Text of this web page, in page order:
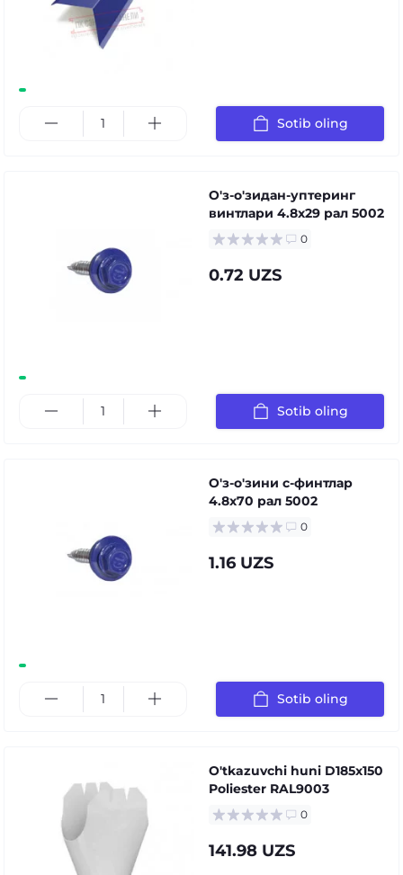
Sotib oling
О'з-о'зидан-уптеринг
винтлари 4.8x29 рал 5002
0
0.72 UZS
Sotib oling
О'з-о'зини с-финтлар
4.8x70 рал 5002
0
1.16 UZS
Sotib oling
O'tkazuvchi huni D185х150
Poliester RAL9003
0
141.98 UZS